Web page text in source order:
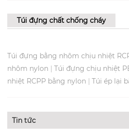
Túi đựng chất chống cháy
Túi đựng bằng nhôm chịu nhiệt
nhôm nylon | Túi đựng chịu nhiệt
nhiệt RCPP bằng nylon | Túi ép lại
Tin tức